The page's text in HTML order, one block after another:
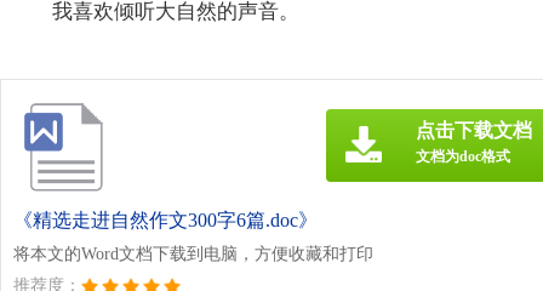
我喜欢倾听大自然的声音。
《精选走进自然作文300字6篇.doc》
将本文的Word文档下载到电脑，方便收藏和打印
推荐度：
点击下载文档
文档为doc格式